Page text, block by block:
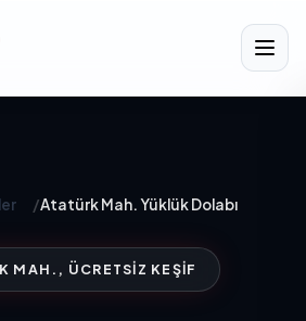
/Atatürk Mah. Yüklük Dolabı
MAH., ÜCRETSIZ KEŞIF